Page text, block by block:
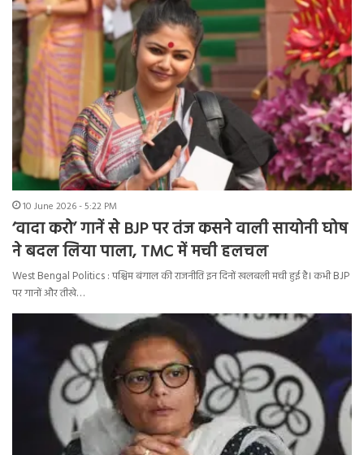
10 June 2026 - 5:22 PM
‘वादा करो’ गानें से BJP पर तंज कसने वाली सायोनी घोष
ने बदल लिया पाला, TMC में मची हलचल
West Bengal Politics : पश्चिम बंगाल की राजनीति इन दिनों खलबली मची हुई है। कभी BJP
पर गानों और तीखे…